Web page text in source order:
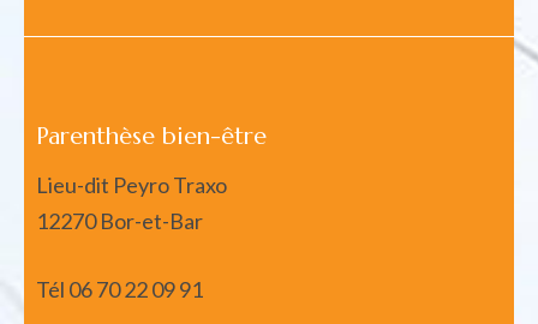
Parenthèse bien-être
Lieu-dit Peyro Traxo
12270 Bor-et-Bar
Tél 06 70 22 09 91